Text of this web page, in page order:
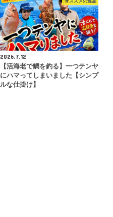
2026.7.12
【活海老で鯛を釣る】一つテンヤ
にハマってしまいました【シンプ
ルな仕掛け】